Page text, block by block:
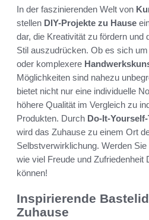
In der faszinierenden Welt von
stellen DIY-Projekte zu Hause
dar, die Kreativität zu fördern und
Stil auszudrücken. Ob es sich
oder komplexere
Möglichkeiten sind nahezu
bietet nicht nur eine individuelle
höhere Qualität im Vergleich zu
Produkten. Durch Do-It-
wird das Zuhause zu einem Ort
Selbstverwirklichung. Werden
wie viel Freude und Zufriedenheit
können!
Inspirierende
Zuhause